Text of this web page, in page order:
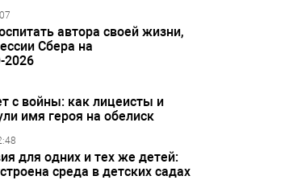
автора своей жизни,
Сбера на
с войны: как лицеисты и
имя героя на обелиск
для одних и тех же детей:
среда в детских садах